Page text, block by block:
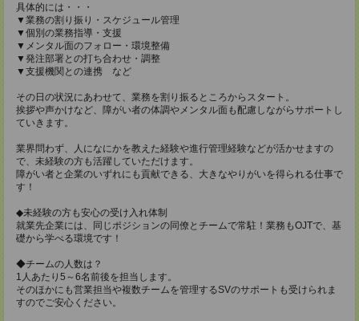
具体的には・・・
▼業務の割り振り・スケジュール管理
▼個別の業務指導・支援
▼メンタル面のフォロー・環境整備
▼発注部署との打ち合わせ・調整
▼支援機関との連携 など
その日の状況にあわせて、業務を割り振るところからスタート。
挨拶や声かけなど、障がい者の体調やメンタル面も配慮しながらサポートし
ていきます。
業界問わず、人になにかを教えた経験や進行管理経験などが活かせますの
で、未経験の方も活躍していただけます。
障がい者と企業のいずれにも貢献できる、大きなやりがいを得られる仕事で
す！
◆未経験の方も安心の受け入れ体制
就業先企業には、同じポジションの同僚とチームで常駐！業務もOJTで、基
礎から学べる環境です！
◆チームの人数は？
1人あたり5～6名前後を担当します。
そのほかにも営業担当や複数チームを管理するSVのサポートも受けられま
すのでご安心ください。